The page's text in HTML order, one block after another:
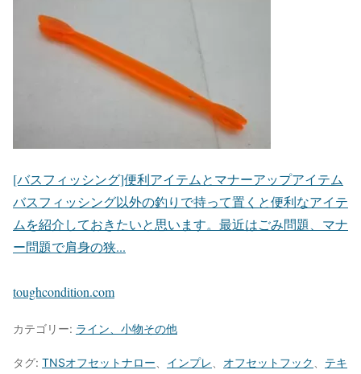
[バスフィッシング]便利アイテムとマナーアップアイテム
バスフィッシング以外の釣りで持って置くと便利なアイテ
ムを紹介しておきたいと思います。最近はごみ問題、マナ
ー問題で肩身の狭...
toughcondition.com
カテゴリー: ライン、小物その他
タグ: TNSオフセットナロー インプレ オフセットフック
テキ